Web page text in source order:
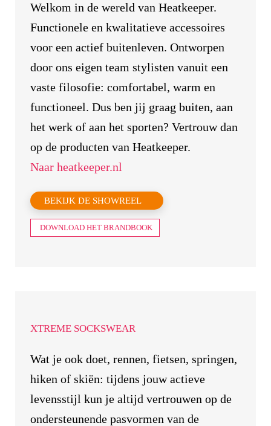
Welkom in de wereld van Heatkeeper.
Functionele en kwalitatieve accessoires
voor een actief buitenleven. Ontworpen
door ons eigen team stylisten vanuit een
vaste filosofie: comfortabel, warm en
functioneel. Dus ben jij graag buiten, aan
het werk of aan het sporten? Vertrouw dan
op de producten van Heatkeeper.
Naar heatkeeper.nl
BEKIJK DE SHOWREEL
DOWNLOAD HET BRANDBOOK
XTREME SOCKSWEAR
Wat je ook doet, rennen, fietsen, springen,
hiken of skiën: tijdens jouw actieve
levensstijl kun je altijd vertrouwen op de
ondersteunende pasvormen van de